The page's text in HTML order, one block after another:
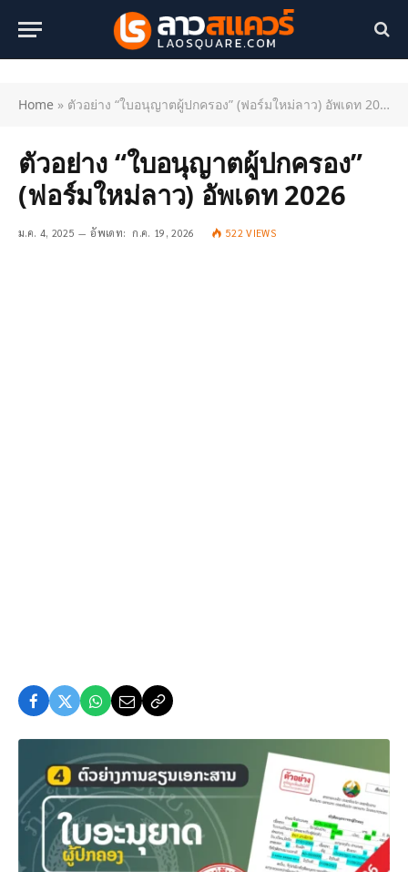
Home » ตัวอย่าง “ใบอนุญาตผู้ปกครอง” (ฟอร์มใหม่ลาว) อัพเดท 2026
ตัวอย่าง “ใบอนุญาตผู้ปกครอง”
(ฟอร์มใหม่ลาว) อัพเดท 2026
ม.ค. 4, 2025 อัพเดท: ก.ค. 19, 2026 522VIEWS